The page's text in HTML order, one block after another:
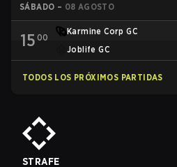
SÁBADO – 08 AGOSTO
15 00
Karmine Corp GC
Joblife GC
TODOS LOS PRÓXIMOS PARTIDAS
STRAFE